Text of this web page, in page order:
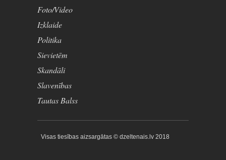
Foto/Video
Izklaide
Politika
Sievietēm
Skandāli
Slavenības
Tautas Balss
Visas tiesības aizsargātas © dzeltenais.lv 2018